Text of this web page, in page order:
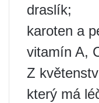
draslík;
karoten a
vitamín A,
Z
který má